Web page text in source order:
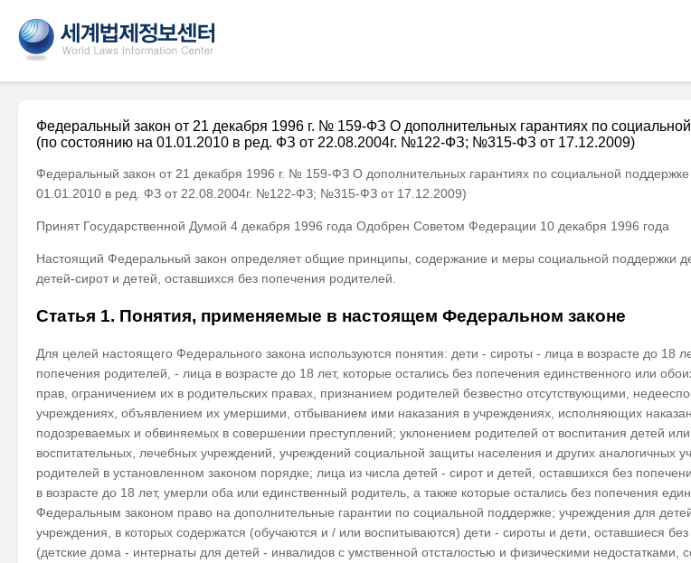
Федеральный закон от 21 декабря 1996 г. № 159-ФЗ О дополнительных гарантиях по
(по состоянию на 01.01.2010 в ред. ФЗ от 22.08.2004г. №122-ФЗ; №315-ФЗ от 17.12.2009)
Федеральный закон от 21 декабря 1996 г. № 159-ФЗ О дополнительных гарантиях по социальной
01.01.2010 в ред. ФЗ от 22.08.2004г. №122-ФЗ; №315-ФЗ от 17.12.2009)
Принят Государственной Думой 4 декабря 1996 года Одобрен Советом Федерации 10 декабря 1996 года
Настоящий Федеральный закон определяет общие принципы, содержание и меры социальной поддержки
детей-сирот и детей, оставшихся без попечения родителей.
Статья 1. Понятия, применяемые в настоящем Федеральном законе
Для целей настоящего Федерального закона используются понятия: дети - сироты - лица в возрасте до 18
попечения родителей, - лица в возрасте до 18 лет, которые остались без попечения единственного или
прав, ограничением их в родительских правах, признанием родителей безвестно отсутствующими,
учреждениях, объявлением их умершими, отбыванием ими наказания в учреждениях, исполняющих
подозреваемых и обвиняемых в совершении преступлений; уклонением родителей от воспитания детей
воспитательных, лечебных учреждений, учреждений социальной защиты населения и других аналогичных
родителей в установленном законом порядке; лица из числа детей - сирот и детей, оставшихся без
в возрасте до 18 лет, умерли оба или единственный родитель, а также которые остались без попечения
Федеральным законом право на дополнительные гарантии по социальной поддержке; учреждения для
учреждения, в которых содержатся (обучаются и / или воспитываются) дети - сироты и дети, оставшиеся
(детские дома - интернаты для детей - инвалидов с умственной отсталостью и физическими